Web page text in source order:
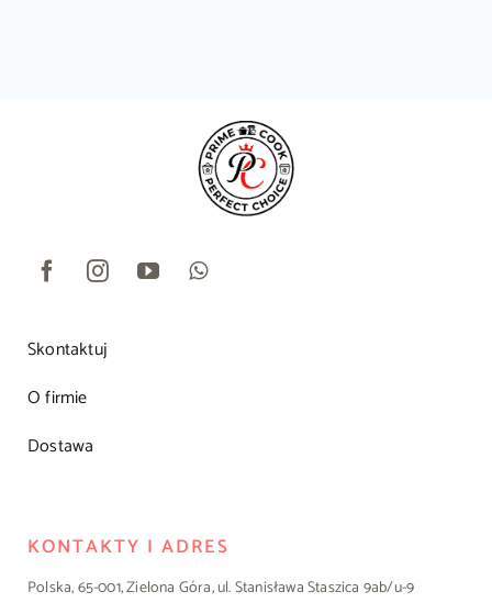
Skontaktuj
O firmie
Dostawa
KONTAKTY I ADRES
Polska, 65-001, Zielona Góra, ul. Stanisława Staszica 9ab/u-9